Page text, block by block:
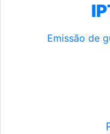
Emissão de